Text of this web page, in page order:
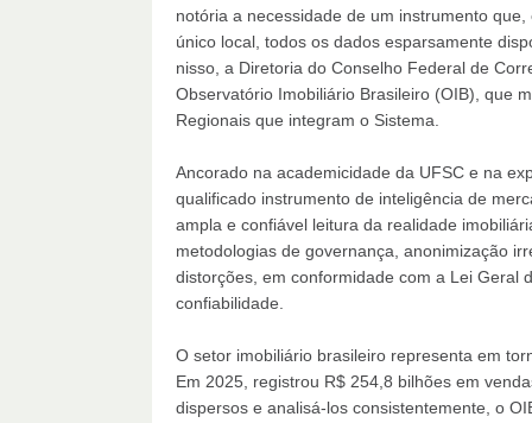
notória a necessidade de um instrumento
único local, todos os dados esparsamente
nisso, a Diretoria do Conselho Federal de
Observatório Imobiliário Brasileiro (OIB), que
Regionais que integram o Sistema.
Ancorado na academicidade da UFSC e na
qualificado instrumento de inteligência de
ampla e confiável leitura da realidade
metodologias de governança, anonimização
distorções, em conformidade com a Lei Geral
confiabilidade.
O setor imobiliário brasileiro representa em
Em 2025, registrou R$ 254,8 bilhões em
dispersos e analisá-los consistentemente, o